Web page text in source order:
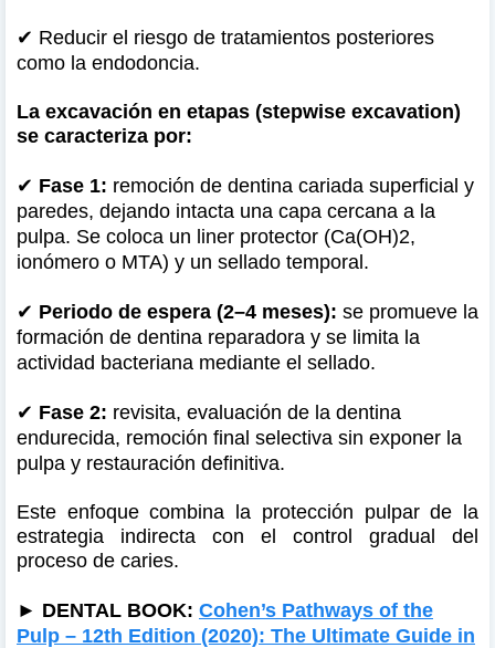
✔ Reducir el riesgo de tratamientos posteriores
como la endodoncia.
La excavación en etapas (stepwise excavation)
se caracteriza por:
✔ Fase 1: remoción de dentina cariada superficial y
paredes, dejando intacta una capa cercana a la
pulpa. Se coloca un liner protector (Ca(OH)2,
ionómero o MTA) y un sellado temporal.
✔ Periodo de espera (2–4 meses): se promueve la
formación de dentina reparadora y se limita la
actividad bacteriana mediante el sellado.
✔ Fase 2: revisita, evaluación de la dentina
endurecida, remoción final selectiva sin exponer la
pulpa y restauración definitiva.
Este enfoque combina la protección pulpar de la
estrategia indirecta con el control gradual del
proceso de caries.
► DENTAL BOOK: Cohen’s Pathways of the
Pulp – 12th Edition (2020): The Ultimate Guide in